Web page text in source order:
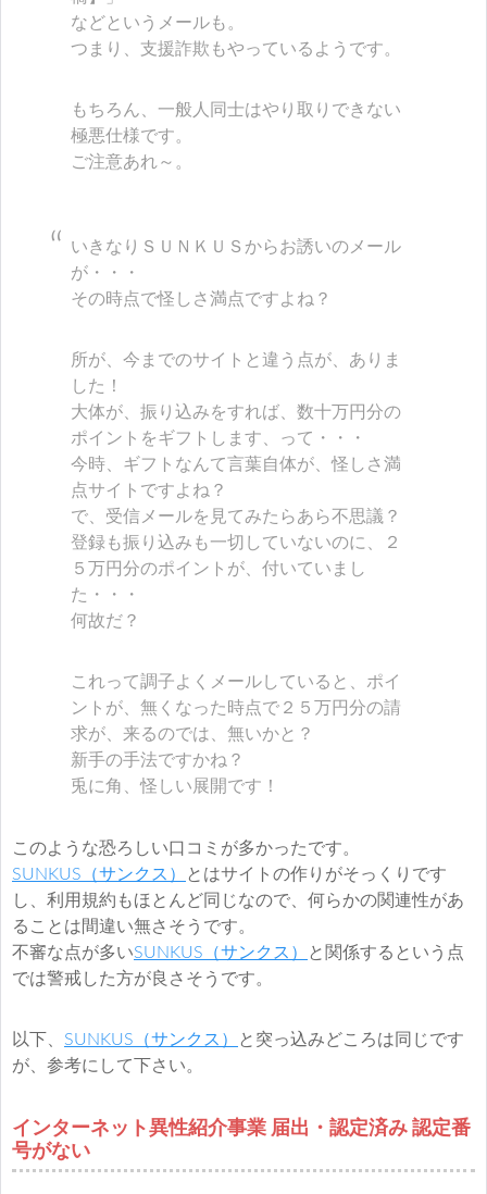
などというメールも。
つまり、支援詐欺もやっているようです。
もちろん、一般人同士はやり取りできない
極悪仕様です。
ご注意あれ～。
いきなりＳＵＮＫＵＳからお誘いのメール
が・・・
その時点で怪しさ満点ですよね？
所が、今までのサイトと違う点が、ありま
した！
大体が、振り込みをすれば、数十万円分の
ポイントをギフトします、って・・・
今時、ギフトなんて言葉自体が、怪しさ満
点サイトですよね？
で、受信メールを見てみたらあら不思議？
登録も振り込みも一切していないのに、２
５万円分のポイントが、付いていまし
た・・・
何故だ？
これって調子よくメールしていると、ポイ
ントが、無くなった時点で２５万円分の請
求が、来るのでは、無いかと？
新手の手法ですかね？
兎に角、怪しい展開です！
このような恐ろしい口コミが多かったです。
SUNKUS（サンクス）
とはサイトの作りがそっくりです
し、利用規約もほとんど同じなので、何らかの関連性があ
ることは間違い無さそうです。
不審な点が多いSUNKUS（サンクス）
と関係するという点
では警戒した方が良さそうです。
以下、 SUNKUS（サンクス）
と突っ込みどころは同じです
が、参考にして下さい。
インターネット異性紹介事業 届出・認定済み 認定番
号がない